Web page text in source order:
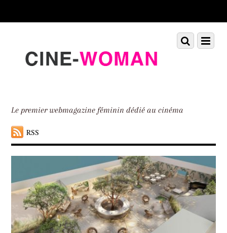
down
Le premier webmagazine féminin dédié au cinéma
RSS
Menu
Scroll
down